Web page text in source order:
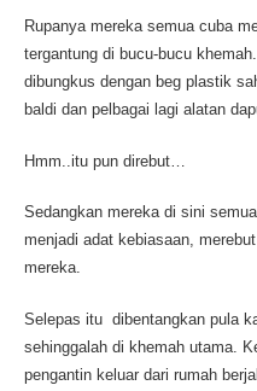
Rupanya mereka semua cuba
tergantung di bucu-bucu
dibungkus dengan beg plastik
baldi dan pelbagai lagi alatan
Hmm..itu pun direbut…
Sedangkan mereka di sini
menjadi adat kebiasaan,
mereka.
Selepas itu dibentangkan pula
sehinggalah di khemah utama.
pengantin keluar dari rumah